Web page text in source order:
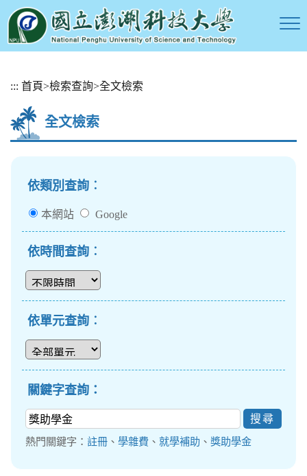
::: 首頁>檢索查詢>全文檢索
全文檢索
依類別查詢︰
本網站 Google
依時間查詢︰
依單元查詢︰
關鍵字查詢：
熱門關鍵字： 註冊 、 學雜費 、 就學補助 、 獎助學金